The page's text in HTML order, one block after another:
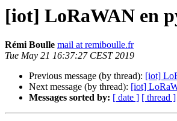
[iot] LoRaWAN en
Rémi Boulle mail at remiboulle.fr
Tue May 21 16:37:27 CEST 2019
Previous message (by thread): [iot]
Next message (by thread): [iot]
Messages sorted by: [ date ] [ thread ]